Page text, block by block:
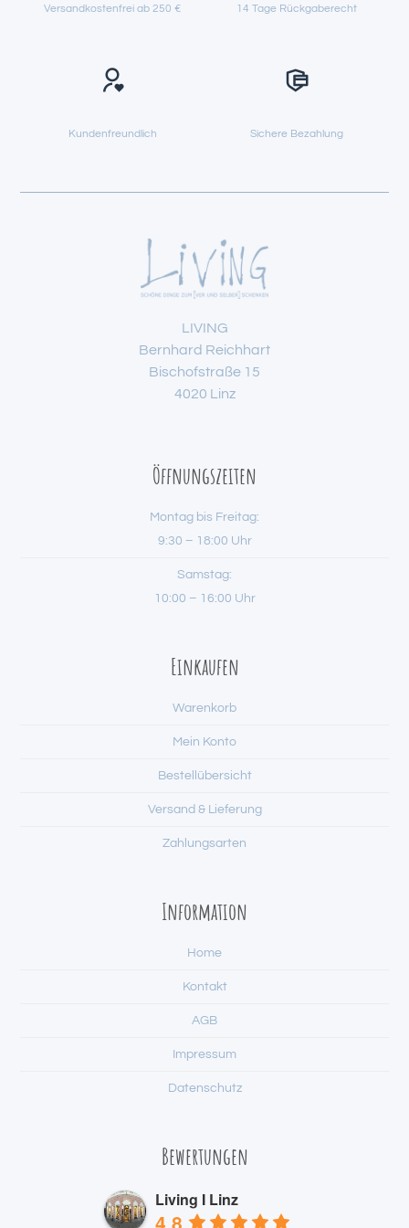
Versandkostenfrei ab 250 € 14 Tage Rückgaberecht
Kundenfreundlich Sichere Bezahlung
LIVING
Bernhard Reichhart
Bischofstraße 15
4020 Linz
Öffnungszeiten
Montag bis Freitag:
9:30 – 18:00 Uhr
Samstag:
10:00 – 16:00 Uhr
Einkaufen
Warenkorb
Mein Konto
Bestellübersicht
Versand & Lieferung
Zahlungsarten
Information
Home
Kontakt
AGB
Impressum
Datenschutz
Bewertungen
Living I Linz
4.8